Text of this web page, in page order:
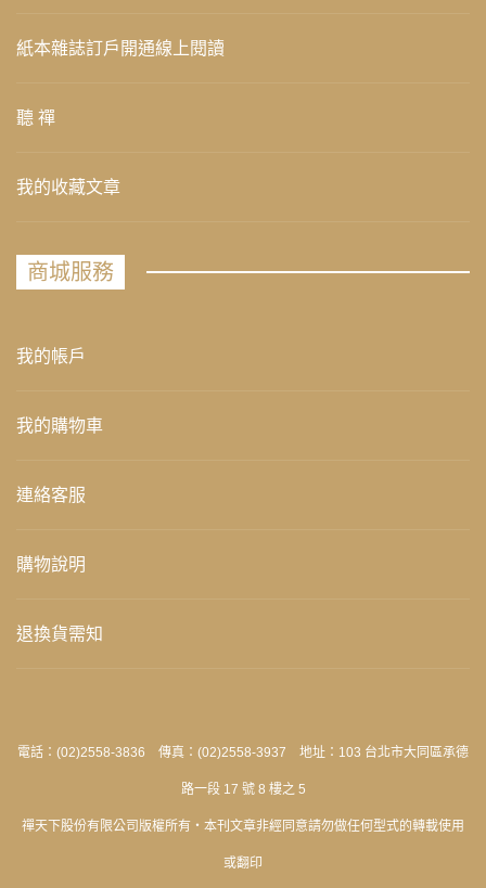
紙本雜誌訂戶開通線上閱讀
聽 禪
我的收藏文章
商城服務
我的帳戶
我的購物車
連絡客服
購物說明
退換貨需知
電話：(02)2558-3836 傳真：(02)2558-3937 地址：103 台北市大同區承德
路一段 17 號 8 樓之 5
禪天下股份有限公司版權所有‧本刊文章非經同意請勿做任何型式的轉載使用
或翻印